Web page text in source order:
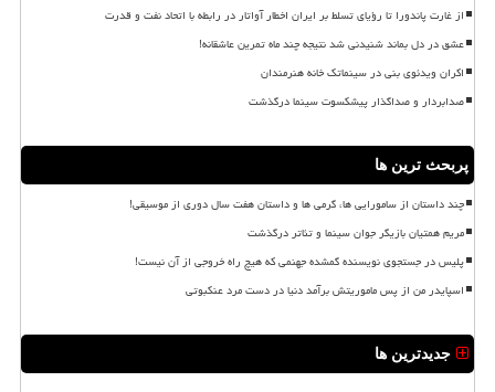
از غارت پاندورا تا رؤیای تسلط بر ایران اخطار آواتار در رابطه با اتحاد نفت و قدرت
عشق در دل بماند شنیدنی شد نتیجه چند ماه تمرین عاشقانه!
اکران ویدئوی بنی در سینماتک خانه هنرمندان
صدابردار و صداگذار پیشکسوت سینما درگذشت
پربحث ترین ها
چند داستان از سامورایی ها، گرمی ها و داستان هفت سال دوری از موسیقی!
مریم همتیان بازیگر جوان سینما و تئاتر درگذشت
پلیس در جستجوی نویسنده گمشده جهنمی که هیچ راه خروجی از آن نیست!
اسپایدر من از پس ماموریتش برآمد دنیا در دست مرد عنکبوتی
جدیدترین ها